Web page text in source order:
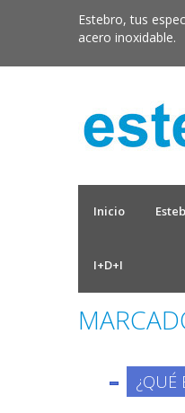
Estebro, tus
acero inoxidable.
Inicio
I+D+I
¿QUÉ